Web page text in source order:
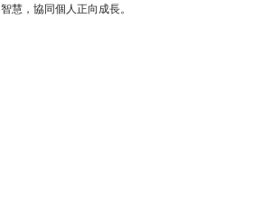
智慧，協同個人正向成長。